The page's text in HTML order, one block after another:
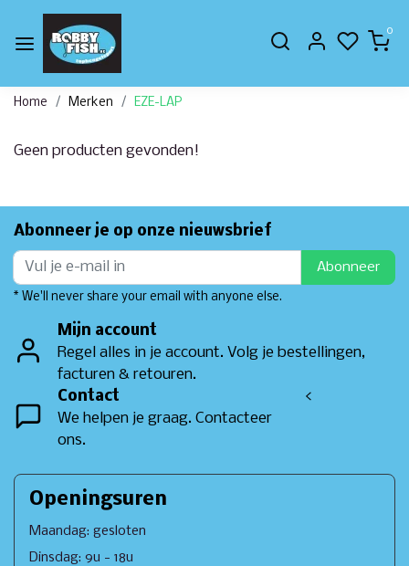
0
Home Merken EZE-LAP
Geen producten gevonden!
Abonneer je op onze nieuwsbrief
Abonneer
* We'll never share your email with anyone else.
Mijn account
Regel alles in je account. Volg je bestellingen,
facturen & retouren.
Contact
We helpen je graag. Contacteer
ons.
<
Openingsuren
Maandag: gesloten
Dinsdag: 9u - 18u